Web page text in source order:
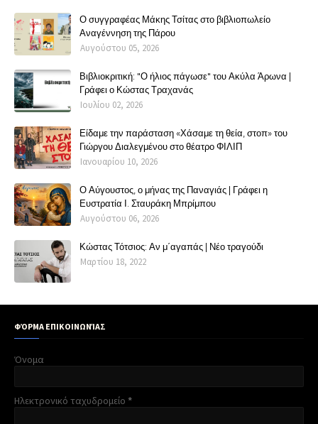
Ο συγγραφέας Μάκης Τσίτας στο βιβλιοπωλείο
Αναγέννηση της Πάρου
Αυγούστου 05, 2026
Βιβλιοκριτική: "Ο ήλιος πάγωσε" του Ακύλα Άρωνα |
Γράφει ο Κώστας Τραχανάς
Ιουλίου 02, 2026
Είδαμε την παράσταση «Χάσαμε τη θεία, στοπ» του
Γιώργου Διαλεγμένου στο θέατρο ΦΙΛΙΠ
Ιανουαρίου 10, 2026
Ο Αύγουστος, ο μήνας της Παναγιάς | Γράφει η
Ευστρατία Ι. Σταυράκη Μπρίμπου
Αυγούστου 06, 2026
Κώστας Τότσιος: Αν μ΄αγαπάς | Νέο τραγούδι
Μαρτίου 18, 2022
ΦΌΡΜΑ ΕΠΙΚΟΙΝΩΝΊΑΣ
Όνομα
Ηλεκτρονικό ταχυδρομείο *